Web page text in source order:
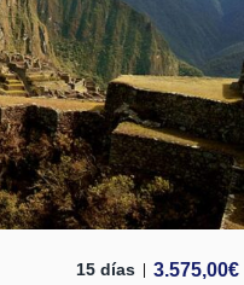
15 días 3.575,00€